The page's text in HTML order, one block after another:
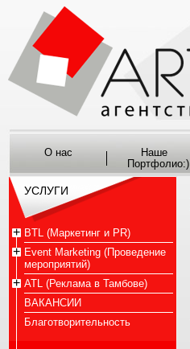
О нас
Наше
Портфолио:)
УСЛУГИ
BTL (Маркетинг и PR)
Event Marketing (Проведение
мероприятий)
ATL (Реклама в Тамбове)
ВАКАНСИИ
Благотворительность